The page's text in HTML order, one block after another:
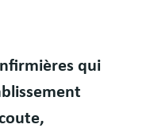
qui